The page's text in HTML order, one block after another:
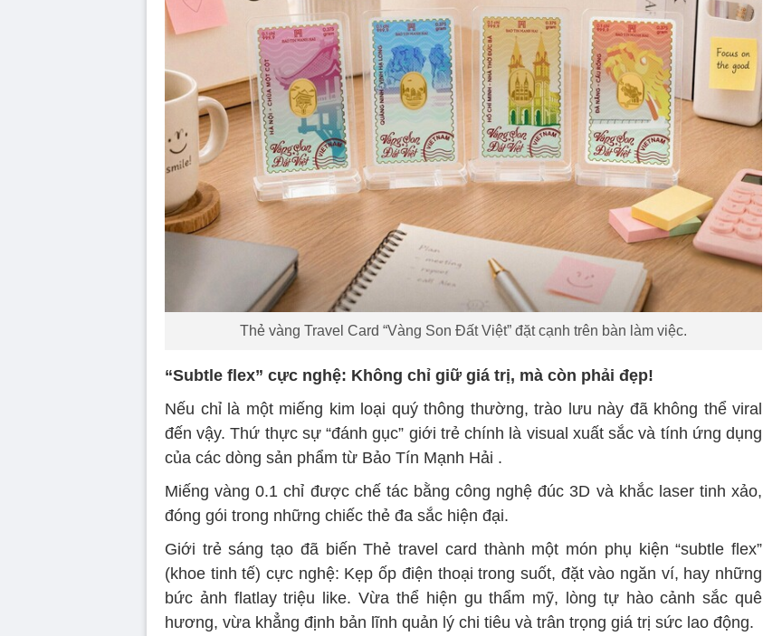
Thẻ vàng Travel Card “Vàng Son Đất Việt” đặt cạnh trên bàn làm việc.
“Subtle flex” cực nghệ: Không chỉ giữ giá trị, mà còn phải đẹp!
Nếu chỉ là một miếng kim loại quý thông thường, trào lưu này đã không thể viral
đến vậy. Thứ thực sự “đánh gục” giới trẻ chính là visual xuất sắc và tính ứng dụng
của các dòng sản phẩm từ Bảo Tín Mạnh Hải .
Miếng vàng 0.1 chỉ được chế tác bằng công nghệ đúc 3D và khắc laser tinh xảo,
đóng gói trong những chiếc thẻ đa sắc hiện đại.
Giới trẻ sáng tạo đã biến Thẻ travel card thành một món phụ kiện “subtle flex”
(khoe tinh tế) cực nghệ: Kẹp ốp điện thoại trong suốt, đặt vào ngăn ví, hay những
bức ảnh flatlay triệu like. Vừa thể hiện gu thẩm mỹ, lòng tự hào cảnh sắc quê
hương, vừa khẳng định bản lĩnh quản lý chi tiêu và trân trọng giá trị sức lao động.